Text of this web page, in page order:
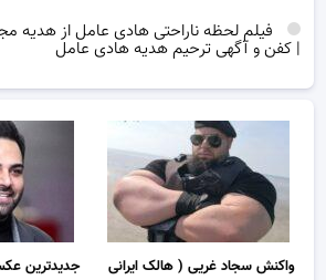
فیلم لحظه ناراحتی هادی عامل از هدیه
| کفن و آگهی ترحیم هدیه هادی عامل
واکنش سجاد غریی ( هالک ایرانی جدیدترین